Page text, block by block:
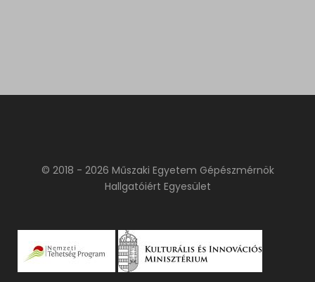
© 2018 - 2026 Műszaki Egyetem Gépészmérnök
Hallgatóiért Egyesület